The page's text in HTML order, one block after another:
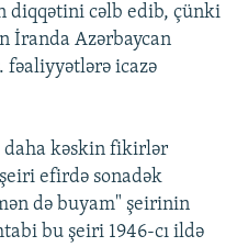
diqqətini cəlb edib, çünki
İranda Azərbaycan
fəaliyyətlərə icazə
daha kəskin fikirlər
efirdə sonadək
də buyam" şeirinin
bu şeiri 1946-cı ildə